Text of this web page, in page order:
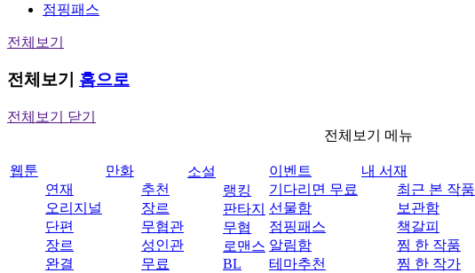
점핑패스
전체보기
전체보기 홈으로
전체보기 닫기
전체보기 메뉴
웹툰
연재
오리지널
단편
장르
완결
만화
추천
장르
무협관
성인관
무료
소설
랭킹
판타지
무협
로맨스
BL
이벤트
기다리면 무료
선물함
점핑패스
알림함
테마추천
내 서재
최근 본 작품
보관함
책갈피
찜 한 작품
찜 한 작가